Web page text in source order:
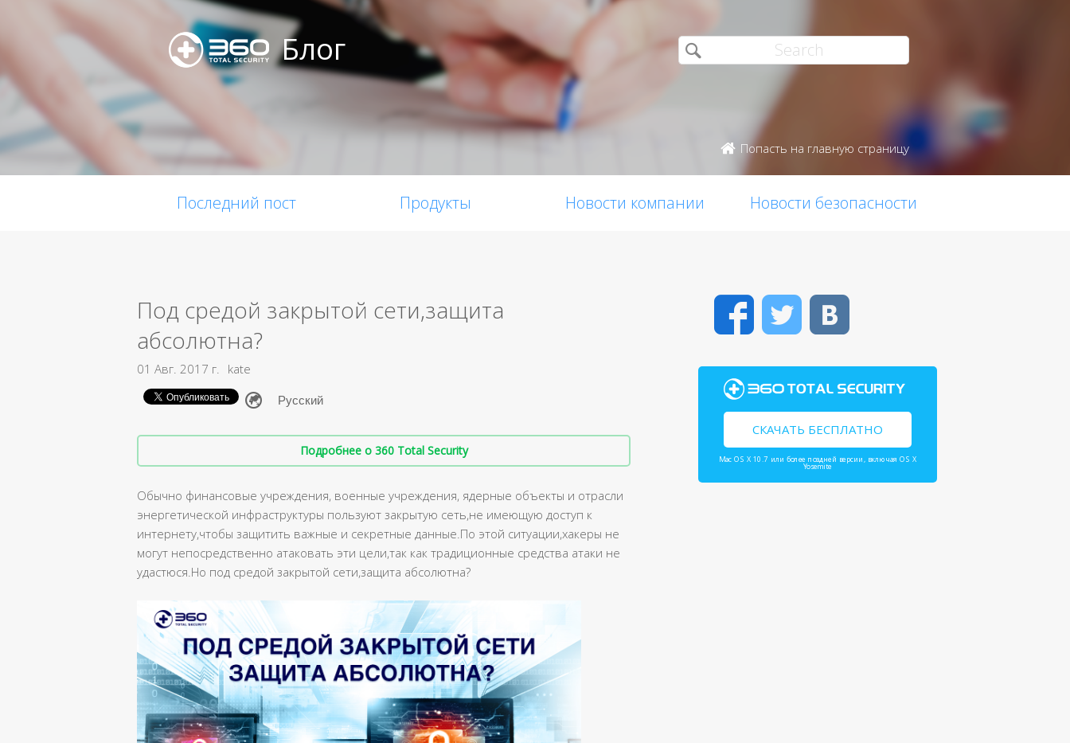
Блог
Попасть на главную страницу
Последний пост Продукты Новости компании Новости безопасности
Под средой закрытой сети,защита
абсолютна?
01 Авг. 2017 г. kate
Подробнее о 360 Total Security
Обычно финансовые учреждения, военные учреждения, ядерные объекты и отрасли
энергетической инфраструктуры пользуют закрытую сеть,не имеющую доступ к
интернету,чтобы защитить важные и секретные данные.По этой ситуации,хакеры не
могут непосредственно атаковать эти цели,так как традиционные средства атаки не
удастюся.Но под средой закрытой сети,защита абсолютна?
FacebookTwitter
СКАЧАТЬ БЕСПЛАТНО
Mac OS X 10.7 или более поздней версии, включая OS X
Yosemite